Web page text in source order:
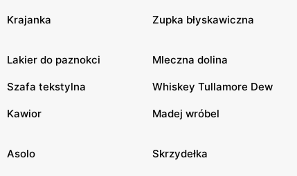
Krajanka Zupka błyskawiczna
Lakier do paznokci Mleczna dolina
Szafa tekstylna Whiskey Tullamore Dew
Kawior Madej wróbel
Asolo Skrzydełka